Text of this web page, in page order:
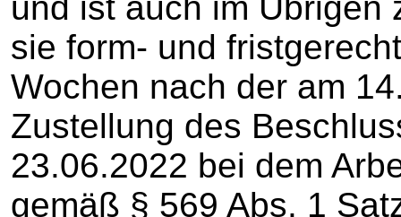
sie form- und
Wochen nach der am
Zustellung des
23.06.2022 bei dem
gemäß § 569 Abs. 1